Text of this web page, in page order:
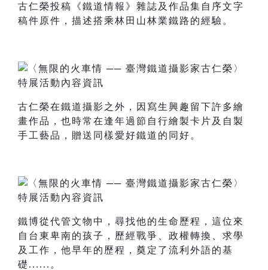
古仁榮投稿《鐵道情報》雜誌及作品集自序文字
稿件原件，描述搭乘林田山林業鐵路的經驗。
古仁榮在鐵道攝影之外，因寫生興趣留下許多繪
畫作品，也時常在逢年過節自行繪製卡片及自製
手工藝品，贈送同樣愛好鐵道的同好。
鐵博從代管文物中，尋找他的生命歷程，這位來
自台東卑南的孩子，歷經戰爭、政權轉換、求學
及工作，他早年的歷程，奠定了流利外語的基
礎......。